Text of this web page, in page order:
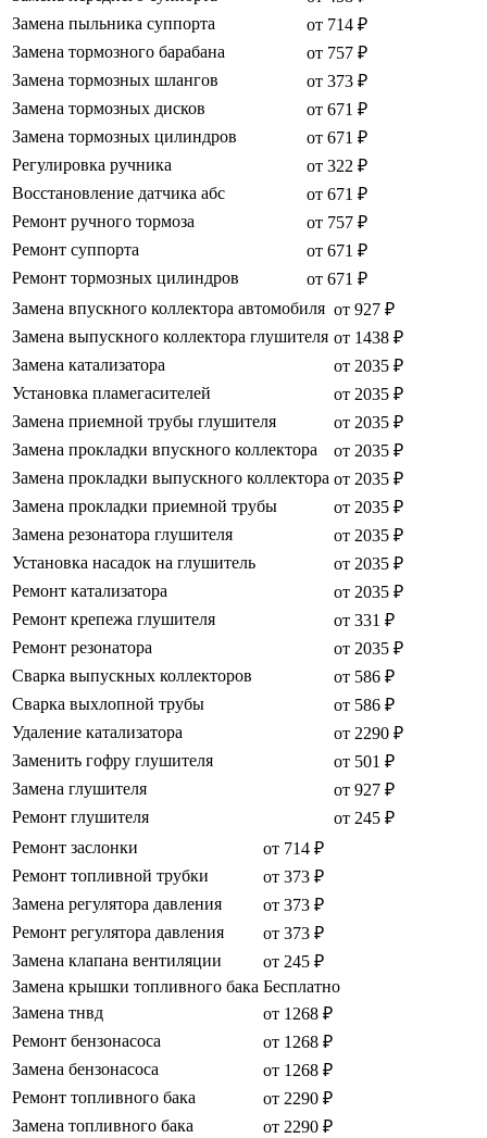
Замена пыльника суппорта
от 714 ₽
Замена тормозного барабана
от 757 ₽
Замена тормозных шлангов
от 373 ₽
Замена тормозных дисков
от 671 ₽
Замена тормозных цилиндров
от 671 ₽
Регулировка ручника
от 322 ₽
Восстановление датчика абс
от 671 ₽
Ремонт ручного тормоза
от 757 ₽
Ремонт суппорта
от 671 ₽
Ремонт тормозных цилиндров
от 671 ₽
Замена впускного коллектора автомобиля от 927 ₽
Замена выпускного коллектора глушителя от 1438 ₽
Замена катализатора
от 2035 ₽
Установка пламегасителей
от 2035 ₽
Замена приемной трубы глушителя
от 2035 ₽
Замена прокладки впускного коллектора
от 2035 ₽
Замена прокладки выпускного коллектора от 2035 ₽
Замена прокладки приемной трубы
от 2035 ₽
Замена резонатора глушителя
от 2035 ₽
Установка насадок на глушитель
от 2035 ₽
Ремонт катализатора
от 2035 ₽
Ремонт крепежа глушителя
от 331 ₽
Ремонт резонатора
от 2035 ₽
Сварка выпускных коллекторов
от 586 ₽
Сварка выхлопной трубы
от 586 ₽
Удаление катализатора
от 2290 ₽
Заменить гофру глушителя
от 501 ₽
Замена глушителя
от 927 ₽
Ремонт глушителя
от 245 ₽
Ремонт заслонки
от 714 ₽
Ремонт топливной трубки
от 373 ₽
Замена регулятора давления
от 373 ₽
Ремонт регулятора давления
от 373 ₽
Замена клапана вентиляции
от 245 ₽
Замена крышки топливного бака Бесплатно
Замена тнвд
от 1268 ₽
Ремонт бензонасоса
от 1268 ₽
Замена бензонасоса
от 1268 ₽
Ремонт топливного бака
от 2290 ₽
Замена топливного бака
от 2290 ₽